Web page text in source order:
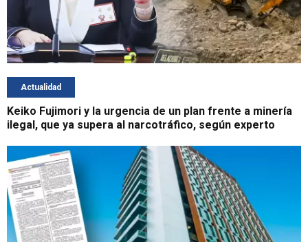
Actualidad
Keiko Fujimori y la urgencia de un plan frente a minería
ilegal, que ya supera al narcotráfico, según experto